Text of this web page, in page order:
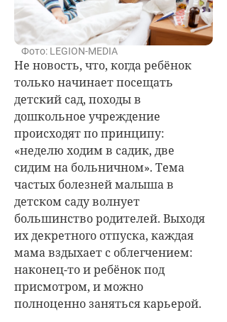
Фото: LEGION-MEDIA
Не новость, что, когда ребёнок
только начинает посещать
детский сад, походы в
дошкольное учреждение
происходят по принципу:
«неделю ходим в садик, две
сидим на больничном». Тема
частых болезней малыша в
детском саду волнует
большинство родителей. Выходя
их декретного отпуска, каждая
мама вздыхает с облегчением:
наконец-то и ребёнок под
присмотром, и можно
полноценно заняться карьерой.